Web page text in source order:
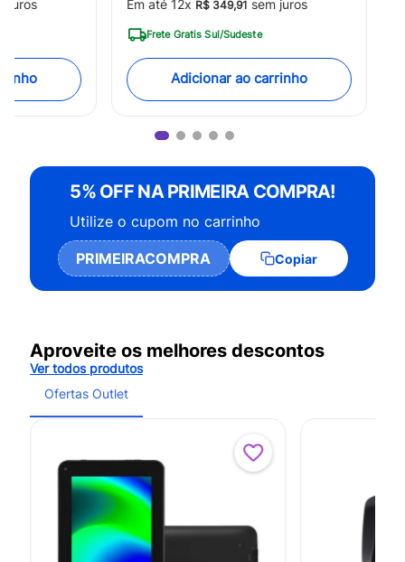
juros Em até 12x R$ 349,91 sem juros
Frete Gratis Sul/Sudeste
Adicionar ao carrinho
5% OFF NA PRIMEIRA COMPRA!
Utilize o cupom no carrinho
PRIMEIRACOMPRA Copiar
Aproveite os melhores descontos
Ver todos produtos
Ofertas Outlet